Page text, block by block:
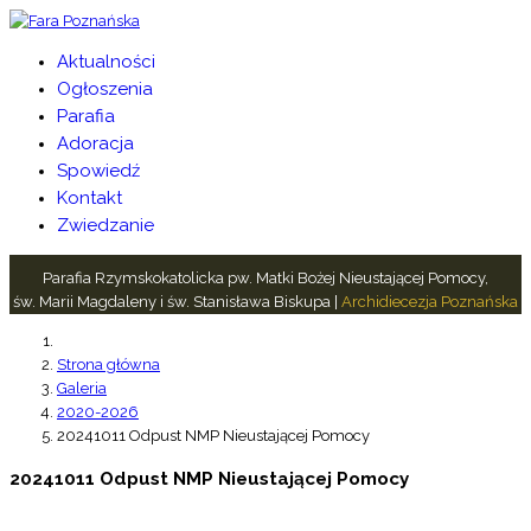
Aktualności
Ogłoszenia
Parafia
Adoracja
Spowiedź
Kontakt
Zwiedzanie
Parafia Rzymskokatolicka pw. Matki Bożej Nieustającej Pomocy,
św. Marii Magdaleny i św. Stanisława Biskupa | Archidiecezja Poznańska
Strona główna
Galeria
2020-2026
20241011 Odpust NMP Nieustającej Pomocy
20241011 Odpust NMP Nieustającej Pomocy